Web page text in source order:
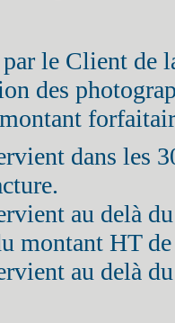
le Client de
des
dans les
au delà
montant HT
au delà